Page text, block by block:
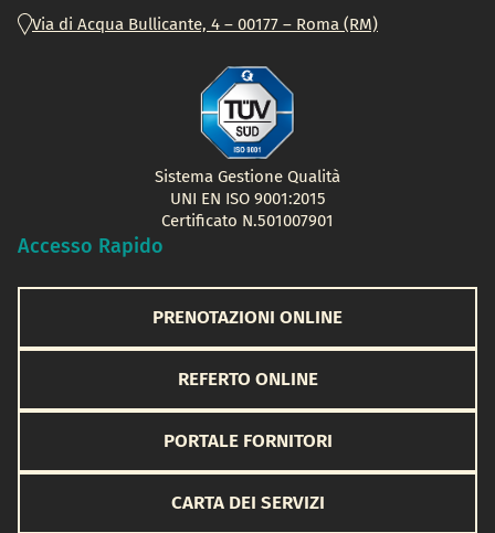
Via di Acqua Bullicante, 4 – 00177 – Roma (RM)
Sistema Gestione Qualità
UNI EN ISO 9001:2015
Certificato N.501007901
Accesso Rapido
PRENOTAZIONI ONLINE
REFERTO ONLINE
PORTALE FORNITORI
CARTA DEI SERVIZI